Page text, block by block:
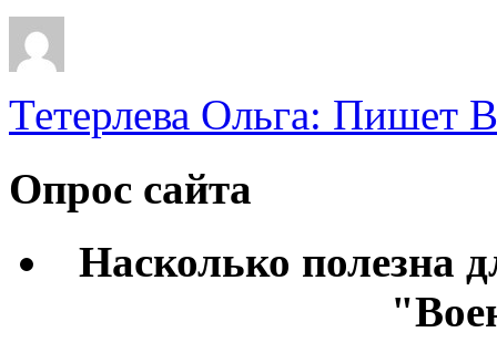
Тетерлева Ольга: Пишет
Опрос сайта
Насколько полезна